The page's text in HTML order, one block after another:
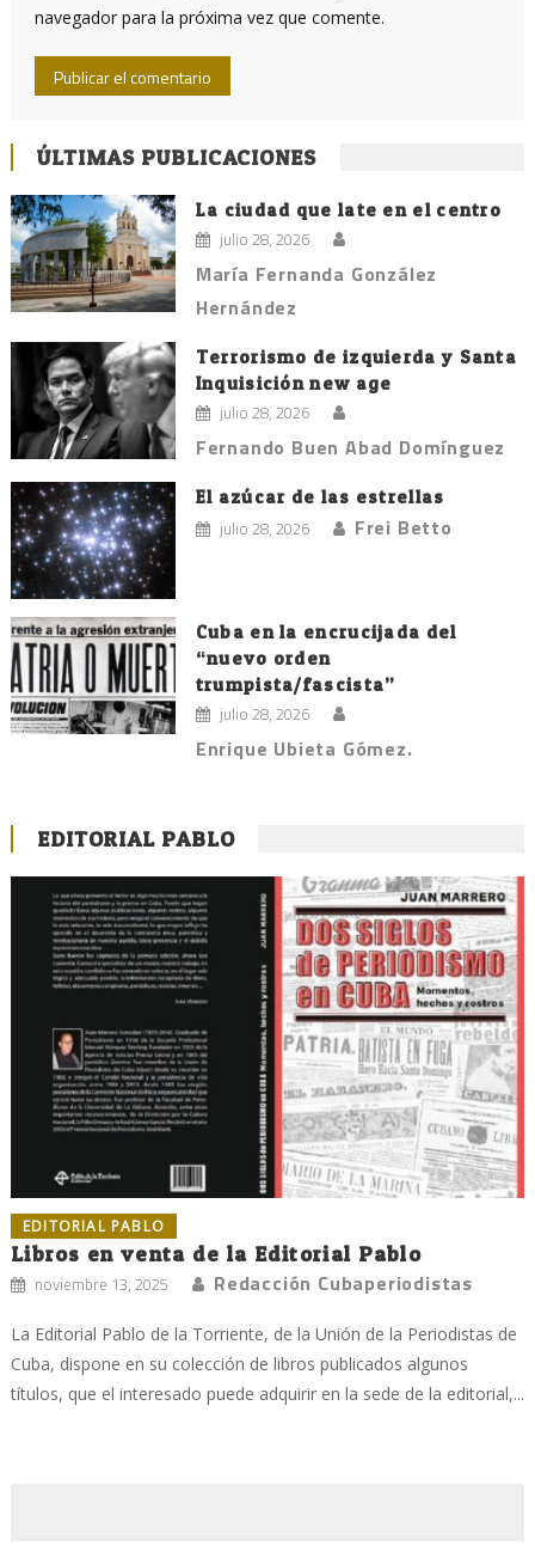
navegador para la próxima vez que comente.
ÚLTIMAS PUBLICACIONES
La ciudad que late en el centro
julio 28, 2026
María Fernanda González
Hernández
Terrorismo de izquierda y Santa
Inquisición new age
julio 28, 2026
Fernando Buen Abad Domínguez
El azúcar de las estrellas
julio 28, 2026 Frei Betto
Cuba en la encrucijada del
“nuevo orden
trumpista/fascista”
julio 28, 2026
Enrique Ubieta Gómez.
EDITORIAL PABLO
EDITORIAL PABLO
Libros en venta de la Editorial Pablo
noviembre 13, 2025 Redacción Cubaperiodistas
La Editorial Pablo de la Torriente, de la Unión de la Periodistas de
Cuba, dispone en su colección de libros publicados algunos
títulos, que el interesado puede adquirir en la sede de la editorial,...